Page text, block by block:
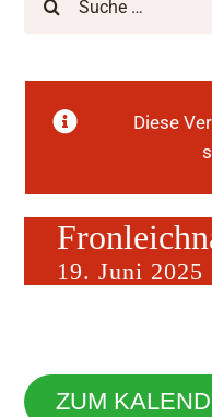
nach:
Diese
19. Juni 2025
ZUM